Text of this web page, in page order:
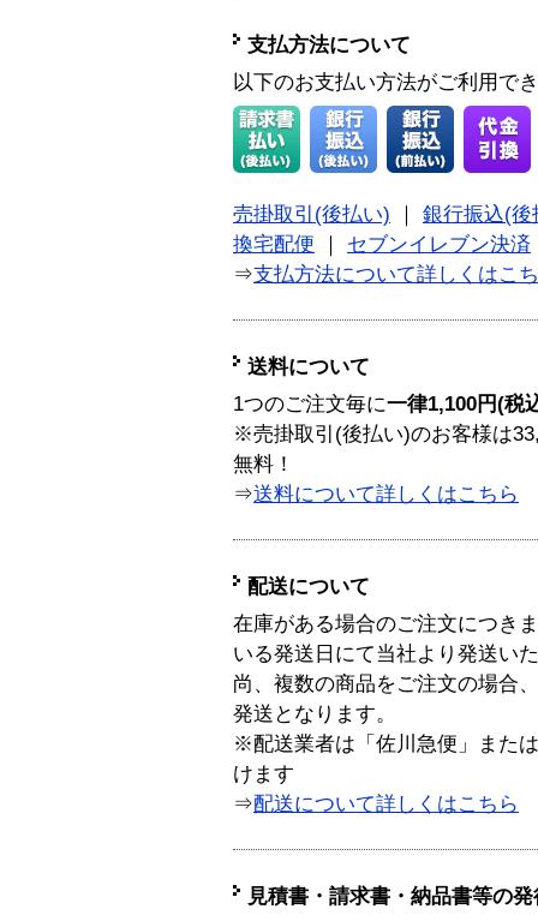
支払方法について
以下のお支払い方法がご利用で
売掛取引(後払い)
銀行振込(後
換宅配便
セブンイレブン決済
⇒支払方法について詳しくはこ
送料について
1つのご注文毎に一律1,100円(税
※売掛取引(後払い)のお客様は
無料！
⇒送料について詳しくはこちら
配送について
在庫がある場合のご注文につき
いる発送日にて当社より発送い
尚、複数の商品をご注文の場合
発送となります。
※配送業者は「佐川急便」また
けます
⇒配送について詳しくはこちら
見積書・請求書・納品書等の